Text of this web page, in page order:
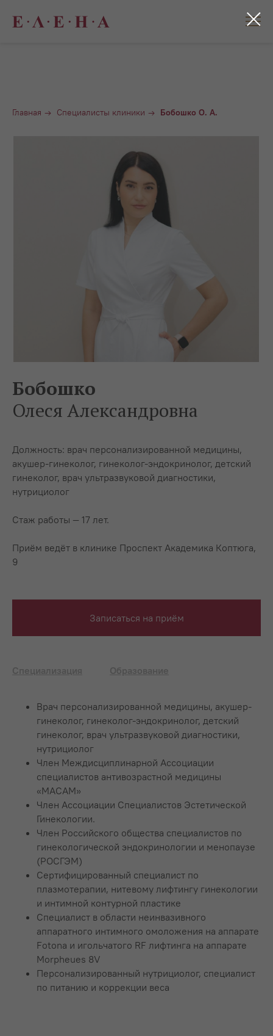
Главная → Специалисты клиники → Бобошко О. А.
Бобошко
Олеся Александровна
Должность: врач персонализированной медицины,
акушер-гинеколог, гинеколог-эндокринолог, детский
гинеколог, врач ультразвуковой диагностики,
нутрициолог
Стаж работы — 17 лет.
Приём ведёт в клинике Проспект Академика Коптюга,
9
Записаться на приём
Специализация Образование
⁠Врач персонализированной медицины, акушер-
гинеколог, гинеколог-эндокринолог, детский
гинеколог, врач ультразвуковой диагностики,
нутрициолог
Член Междисциплинарной Ассоциации
специалистов антивозрастной медицины
«МАСАМ»
Член Ассоциации Специалистов Эстетической
Гинекологии.
⁠Член Российского общества специалистов по
гинекологической эндокринологии и менопаузе
(РОСГЭМ)
Сертифицированный специалист по
плазмотерапии, нитевому лифтингу гинекологии
и интимной контурной пластике
Специалист в области неинвазивного
аппаратного интимного омоложения на аппарате
Fotona и игольчатого RF лифтинга на аппарате
Morpheues 8V
Персонализированный нутрициолог, специалист
по питанию и коррекции веса